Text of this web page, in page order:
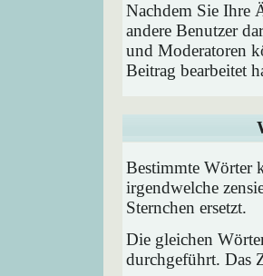
Nachdem Sie Ihre
andere Benutzer
und Moderatoren
Beitrag bearbeitet
Bestimmte Wörter
irgendwelche
Sternchen ersetzt.
Die gleichen
durchgeführt. Das